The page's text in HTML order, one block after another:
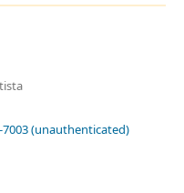
(unauthenticated)